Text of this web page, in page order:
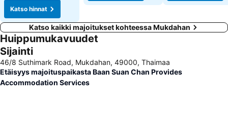
Katso hinnat
Katso kaikki majoitukset kohteessa Mukdahan
Huippumukavuudet
Sijainti
46/8 Suthimark Road, Mukdahan, 49000, Thaimaa
Etäisyys majoituspaikasta Baan Suan Chan Provides
Accommodation Services